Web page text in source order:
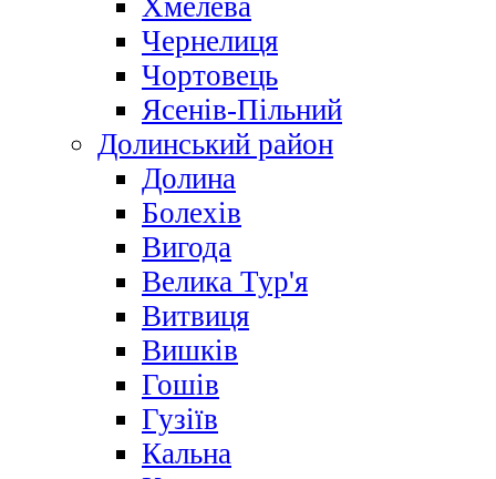
Хмелева
Чернелиця
Чортовець
Ясенів-Пільний
Долинський район
Долина
Болехів
Вигода
Велика Тур'я
Витвиця
Вишків
Гошів
Гузіїв
Кальна